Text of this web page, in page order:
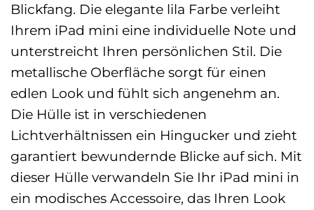
Blickfang. Die elegante lila Farbe verleiht
Ihrem iPad mini eine individuelle Note und
unterstreicht Ihren persönlichen Stil. Die
metallische Oberfläche sorgt für einen
edlen Look und fühlt sich angenehm an.
Die Hülle ist in verschiedenen
Lichtverhältnissen ein Hingucker und zieht
garantiert bewundernde Blicke auf sich. Mit
dieser Hülle verwandeln Sie Ihr iPad mini in
ein modisches Accessoire, das Ihren Look